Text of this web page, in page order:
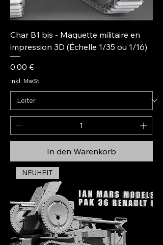
Char B1 bis - Maquette militaire en
impression 3D (Échelle 1/35 ou 1/16)
Preis
0,00 €
inkl. MwSt.
In den Warenkorb
NEUHEIT